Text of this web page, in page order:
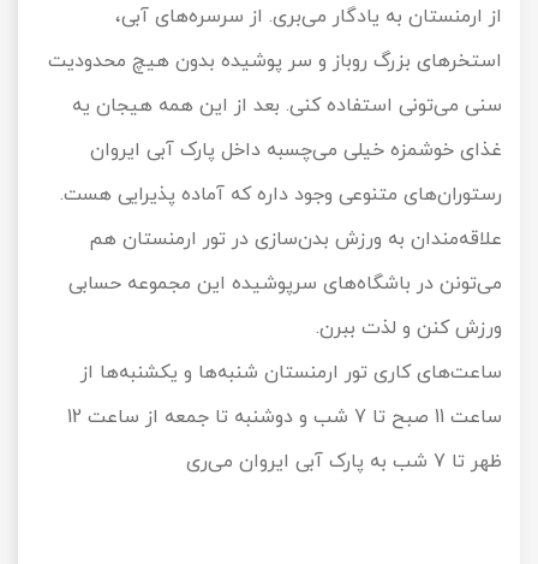
از ارمنستان به یادگار می‌بری. از سرسره‌های آبی،
استخرهای بزرگ روباز و سر پوشیده بدون هیچ محدودیت
سنی می‌تونی استفاده کنی. بعد از این همه هیجان یه
غذای خوشمزه خیلی می‌چسبه داخل پارک آبی ایروان
رستوران‌های متنوعی وجود داره که آماده پذیرایی هست.
علاقه‌مندان به ورزش بدن‌سازی در تور ارمنستان هم
می‌تونن در باشگاه‌های سرپوشیده این مجموعه حسابی
ورزش کنن و لذت ببرن.
ساعت‌های کاری تور ارمنستان شنبه‌ها و یکشنبه‌ها از
ساعت 11 صبح تا 7 شب و دوشنبه تا جمعه از ساعت 12
ظهر تا 7 شب به پارک آبی ایروان می‌ری